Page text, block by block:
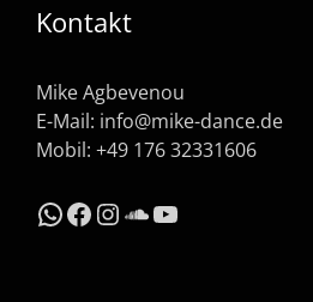
Kontakt
Mike Agbevenou
E-Mail: info@mike-dance.de
Mobil: +49 176 32331606
WhatsApp
Facebook
Instagram
SoundCloud
YouTube